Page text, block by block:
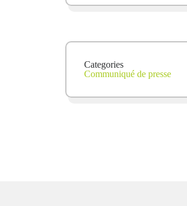
Categories
Communiqué de presse